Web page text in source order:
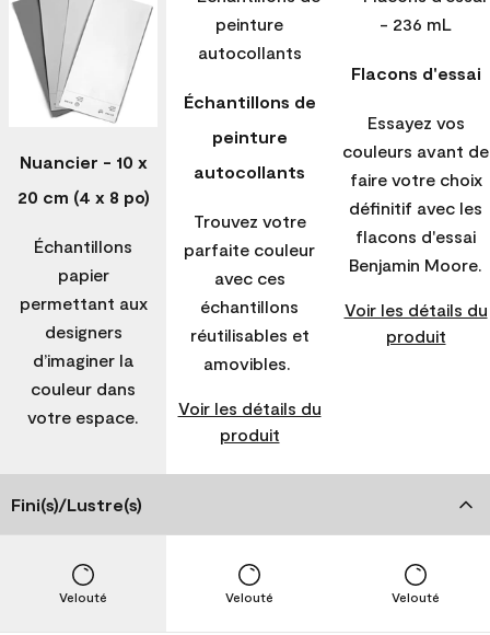
Nuancier - 10 x
20 cm (4 x 8 po)
Échantillons
papier
permettant aux
designers
d’imaginer la
couleur dans
votre espace.
Échantillons de
peinture
autocollants
Trouvez votre
parfaite couleur
avec ces
échantillons
réutilisables et
amovibles.
Voir les détails du
produit
Flacons d'essai
Essayez vos
couleurs avant de
faire votre choix
définitif avec les
flacons d'essai
Benjamin Moore.
Voir les détails du
produit
Fini(s)/Lustre(s)
Velouté Velouté Velouté